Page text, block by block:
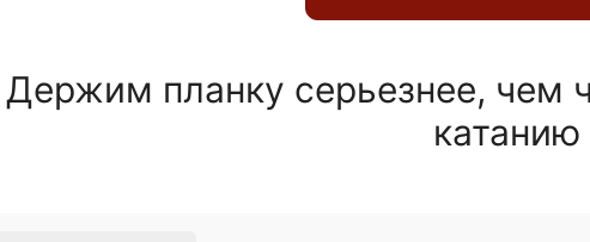
Держим планку серьезнее, чем
катанию